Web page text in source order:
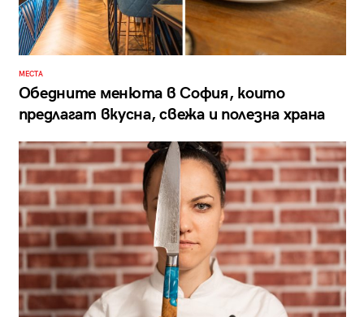
МЕСТА
Обедните менюта в София, които
предлагат вкусна, свежа и полезна храна